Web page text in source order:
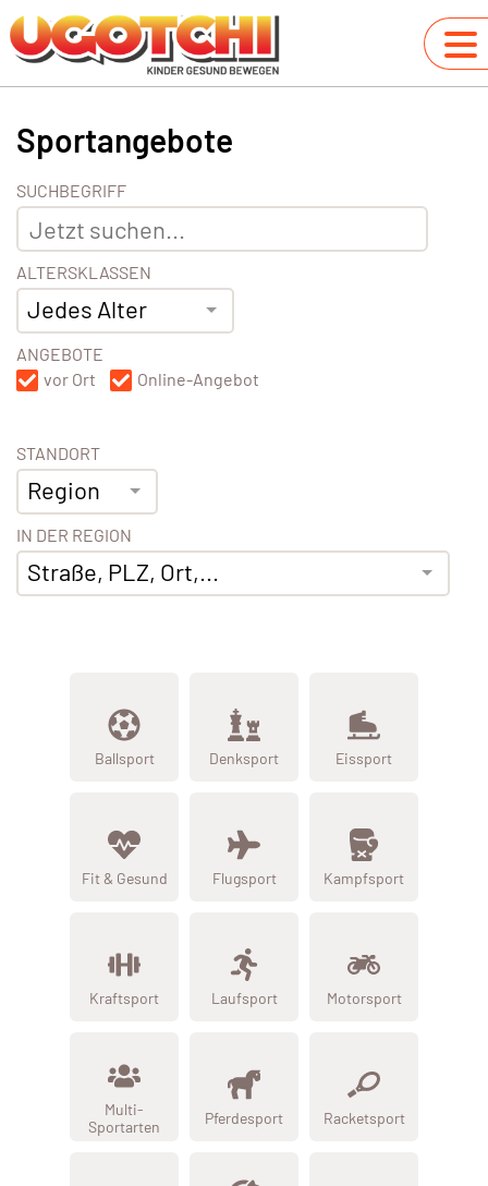
Sportangebote
SUCHBEGRIFF
ALTERSKLASSEN
Jedes Alter
ANGEBOTE
vor Ort
Online-Angebot
STANDORT
Region
IN DER REGION
Straße, PLZ, Ort,...
Ballsport Denksport Eissport
Fit & Gesund Flugsport Kampfsport
Kraftsport Laufsport Motorsport
Multi-
Sportarten
Pferdesport Racketsport